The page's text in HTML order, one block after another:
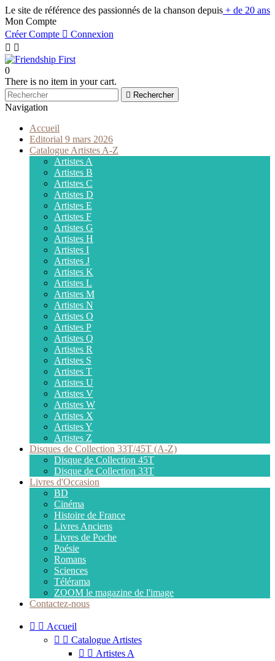
Le site de référence des passionnés de la chanson depuis + de 20 ans
Mon Compte
Créer Compte  Connexion
 
0
There is no item in your cart.
 Rechercher
Navigation
Accueil
Editorial 9 mars 2026
Catalogue Artistes A-Z
Artistes A
Artistes B
Artistes C
Artistes D
Artistes E
Artistes F
Artistes G
Artistes H
Artistes I
Artistes J
Artistes K
Artistes L
Artistes M
Artistes N
Artistes O
Artistes P
Artistes Q
Artistes R
Artistes S
Artistes T
Artistes U
Artistes V
Artistes W
Artistes X
Artistes Y
Artistes Z
Disques de Collection 33T/45T (A-Z)
Disque de Collection 45T
Disque de Collection 33T
Livres d'Occasion
BD
Cinéma
Histoire de France
Livres Anciens
Livres de Poche
Poésie
Romans
Sciences
Télérama
ZOOM le magazine de l'image
Contactez-nous
  Accueil
  Catalogue Artistes
  Artistes A